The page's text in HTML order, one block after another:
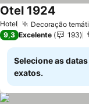
Hotel Decoração
Otel 1924
9,3 Excelente 193
Selecione as
exatos.